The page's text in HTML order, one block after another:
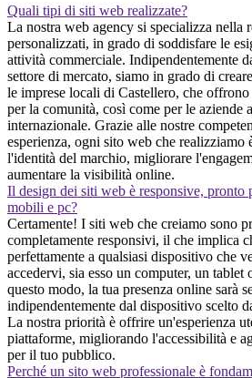
Quali tipi di siti web realizzate?
La nostra web agency si specializza nella
personalizzati, in grado di soddisfare le
attività commerciale. Indipendentemente
settore di mercato, siamo in grado di
le imprese locali di Castellero, che
per la comunità, così come per le aziende
internazionale. Grazie alle nostre
esperienza, ogni sito web che realizziamo
l'identità del marchio, migliorare
aumentare la visibilità online.
Il design dei siti web è responsive, pronto
mobili e pc?
Certamente! I siti web che creiamo sono
completamente responsivi, il che implica
perfettamente a qualsiasi dispositivo che
accedervi, sia esso un computer, un tablet
questo modo, la tua presenza online sarà
indipendentemente dal dispositivo scelto
La nostra priorità è offrire un'esperienza
piattaforme, migliorando l'accessibilità e
per il tuo pubblico.
Perché un sito web professionale è